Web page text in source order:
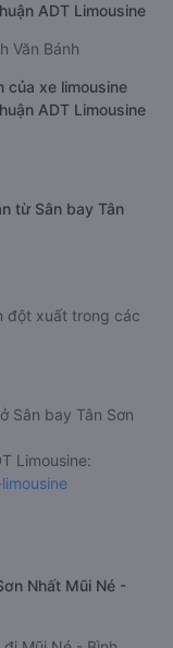
ADT Limousine
Văn Bánh
của xe limousine
ADT Limousine
từ Sân bay Tân
đột xuất trong các
Sân bay Tân Sơn
Limousine:
Nhất Mũi Né -